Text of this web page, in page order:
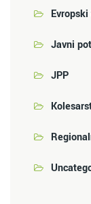
Javni
JPP